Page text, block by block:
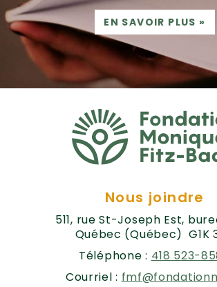
EN SAVOIR PLUS »
Nous joindre
511, rue St-Joseph Est,
Québec (Québec) G1K
Téléphone : 418 523-
Courriel :